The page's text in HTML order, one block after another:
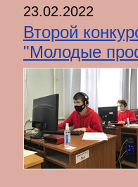
23.02.2022
Второй
"Молодые